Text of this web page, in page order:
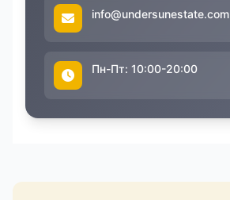
info@undersunestate.com
Пн-Пт: 10:00-20:00